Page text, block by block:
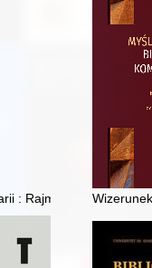
: Rajmund i Jan